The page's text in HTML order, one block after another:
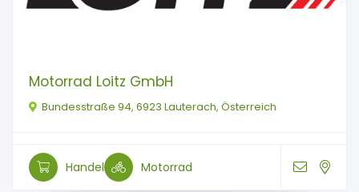
Motorrad Loitz GmbH
Bundesstraße 94, 6923 Lauterach, Österreich
Handel Motorrad